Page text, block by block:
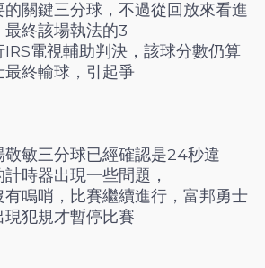
關鍵三分球，不過從回放來看進
終該場執法的3
電視輔助判決，該球分數仍算
終輸球，引起爭
敏三分球已經確認是24秒違
時器出現一些問題，
鳴哨，比賽繼續進行，富邦勇士
犯規才暫停比賽